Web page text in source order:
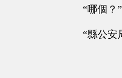
“哪個？”
“縣公安